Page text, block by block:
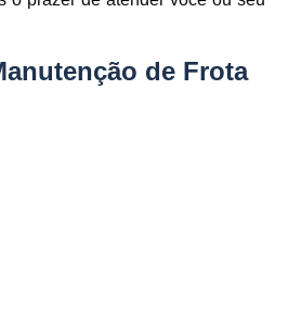
de Frota de Veículos Minas Gerais
Gestão Frota de Veículos
de Frota